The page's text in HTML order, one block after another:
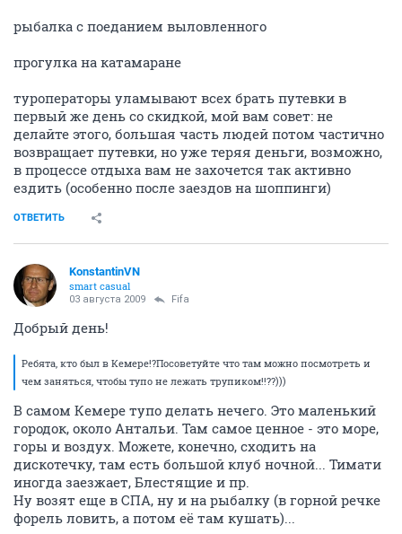
рыбалка с поеданием выловленного
прогулка на катамаране
туроператоры уламывают всех брать путевки в
первый же день со скидкой, мой вам совет: не
делайте этого, большая часть людей потом частично
возвращает путевки, но уже теряя деньги, возможно,
в процессе отдыха вам не захочется так активно
ездить (особенно после заездов на шоппинги)
ОТВЕТИТЬ
KonstantinVN
smart casual
03 августа 2009 Fifa
Добрый день!
Ребята, кто был в Кемере!?Посоветуйте что там можно посмотреть и
чем заняться, чтобы тупо не лежать трупиком!!??)))
В самом Кемере тупо делать нечего. Это маленький
городок, около Антальи. Там самое ценное - это море,
горы и воздух. Можете, конечно, сходить на
дискотечку, там есть большой клуб ночной... Тимати
иногда заезжает, Блестящие и пр.
Ну возят еще в СПА, ну и на рыбалку (в горной речке
форель ловить, а потом её там кушать)...